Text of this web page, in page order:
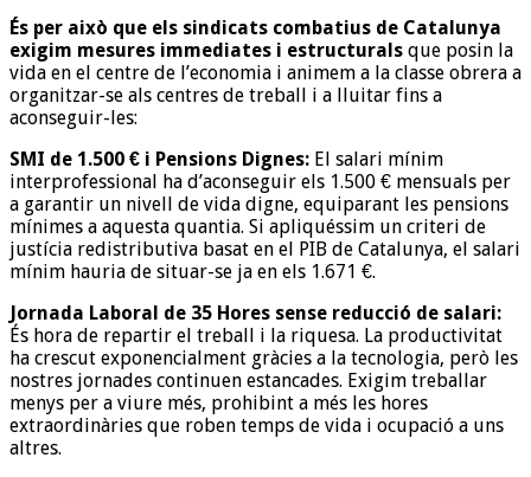
És per això que els sindicats combatius de Catalunya
exigim mesures immediates i estructurals que posin la
vida en el centre de l’economia i animem a la classe obrera a
organitzar-se als centres de treball i a lluitar fins a
aconseguir-les:
SMI de 1.500 € i Pensions Dignes: El salari mínim
interprofessional ha d’aconseguir els 1.500 € mensuals per
a garantir un nivell de vida digne, equiparant les pensions
mínimes a aquesta quantia. Si apliquéssim un criteri de
justícia redistributiva basat en el PIB de Catalunya, el salari
mínim hauria de situar-se ja en els 1.671 €.
Jornada Laboral de 35 Hores sense reducció de salari:
És hora de repartir el treball i la riquesa. La productivitat
ha crescut exponencialment gràcies a la tecnologia, però les
nostres jornades continuen estancades. Exigim treballar
menys per a viure més, prohibint a més les hores
extraordinàries que roben temps de vida i ocupació a uns
altres.